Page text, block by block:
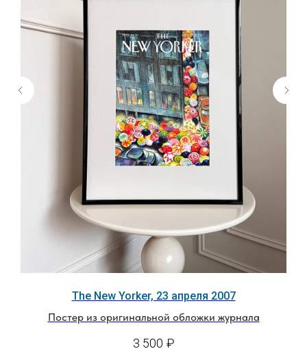
The New Yorker, 23 апреля 2007
Постер из оригинальной обложки журнала
3 500 ₽